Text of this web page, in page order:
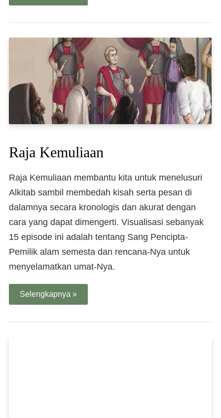
Raja Kemuliaan
Raja Kemuliaan membantu kita untuk menelusuri
Alkitab sambil membedah kisah serta pesan di
dalamnya secara kronologis dan akurat dengan
cara yang dapat dimengerti. Visualisasi sebanyak
15 episode ini adalah tentang Sang Pencipta-
Pemilik alam semesta dan rencana-Nya untuk
menyelamatkan umat-Nya.
Selengkapnya »